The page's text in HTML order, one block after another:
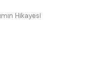
Hikayesi